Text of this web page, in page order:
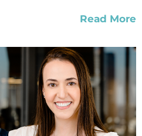
Read More